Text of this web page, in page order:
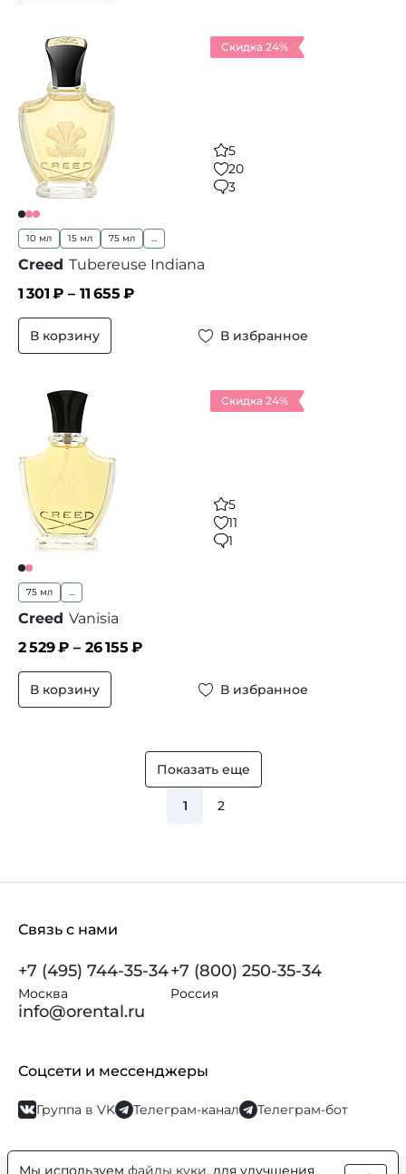
Скидка 24%
5
20
3
10 мл 15 мл 75 мл ...
Creed Tubereuse Indiana
1 301 ₽ – 11 655 ₽
В корзину В избранное
Скидка 24%
5
11
1
75 мл ...
Creed Vanisia
2 529₽ – 26 155 ₽
В корзину В избранное
Показать еще
1 2
Связь с нами
+7 (495) 744-35-34
Москва
+7 (800) 250-35-34
Россия
info@orental.ru
Соцсети и мессенджеры
Группа в VK Телеграм-канал Телеграм-бот
Мы используем файлы куки, для улучшения